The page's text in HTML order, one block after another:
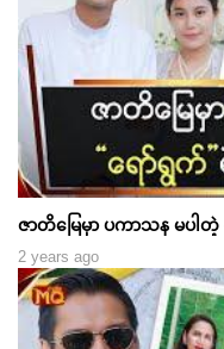
ဇာတိမြေမှာ ပကာသန မပ
2 years ago